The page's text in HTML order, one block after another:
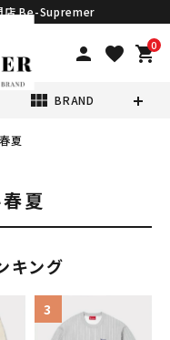
店 Be-Supremer
person favorite 0
shopping_cart
view_module BRAND
夏
夏
キング